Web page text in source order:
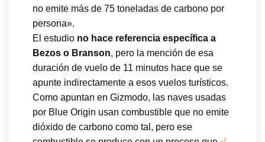
no emite más de 75 toneladas de carbono por
persona».
El estudio no hace referencia específica a
Bezos o Branson, pero la mención de esa
duración de vuelo de 11 minutos hace que se
apunte indirectamente a esos vuelos turísticos.
Como apuntan en Gizmodo, las naves usadas
por Blue Origin usan combustible que no emite
dióxido de carbono como tal, pero ese